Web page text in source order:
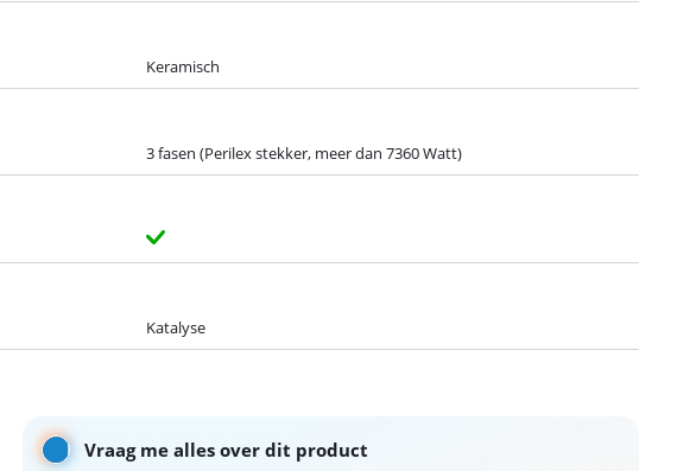
Keramisch
3 fasen (Perilex stekker, meer dan 7360 Watt)
Katalyse
Vraag me alles over dit product